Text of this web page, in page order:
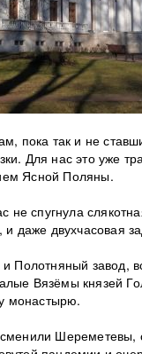
пока так и не
Для нас это уже
Ясной Поляны.
не спугнула
даже двухчасовая
Полотняный завод,
Вязёмы князей
монастырю.